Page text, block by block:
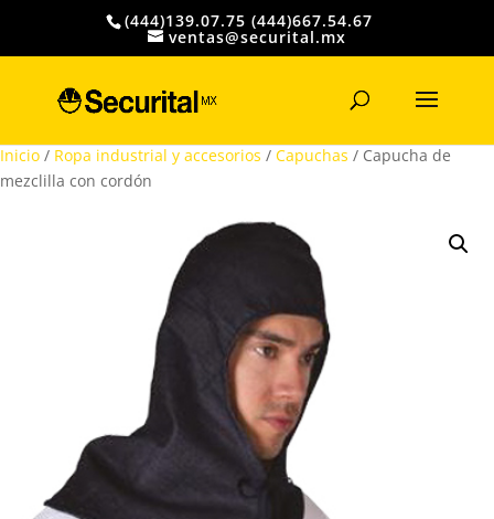
(444)139.07.75 (444)667.54.67
ventas@securital.mx
productos
Inicio / Ropa industrial y accesorios / Capuchas / Capucha de
mezclilla con cordón